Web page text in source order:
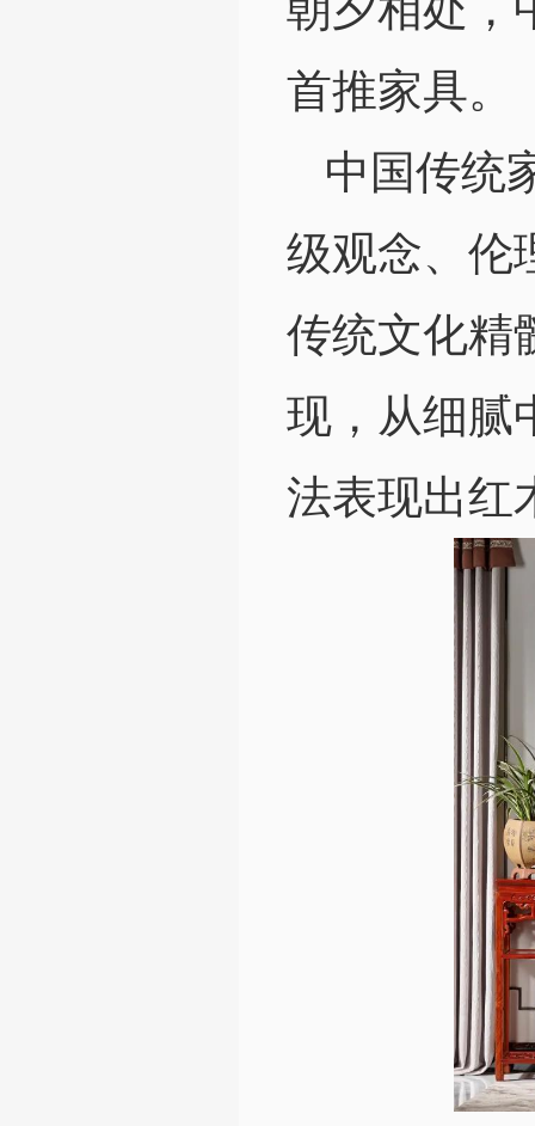
首推家具。
中国传统
级观念、伦
传统文化精
现，从细腻
法表现出红